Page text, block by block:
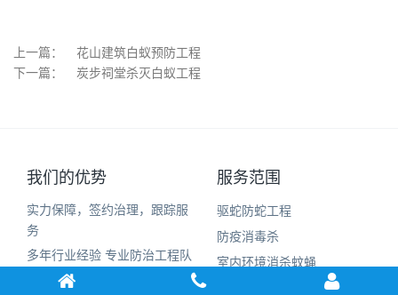
上一篇：
花山建筑白蚁预防工程
下一篇：
炭步祠堂杀灭白蚁工程
我们的优势
实力保障，签约治理，跟踪服
务
多年行业经验 专业防治工程队
服务范围
驱蛇防蛇工程
防疫消毒杀
室内环境消杀蚊蝇